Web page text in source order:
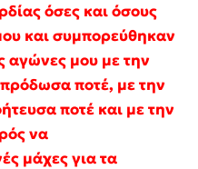
όσες και όσους
και συμπορεύθηκαν
αγώνες μου με την
ποτέ, με την
ποτέ και με την
να
μάχες για τα